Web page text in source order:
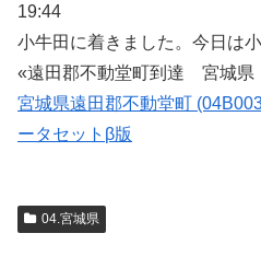
19:44
小牛田に着きました。今日は
«遠田郡不動堂町到達 宮城県
宮城県遠田郡不動堂町
ータセットβ版
04.宮城県